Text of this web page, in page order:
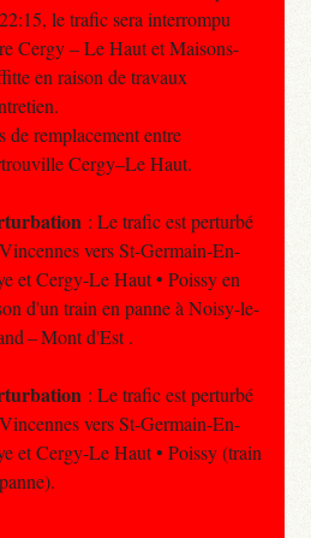
le trafic sera interrompu
Cergy – Le Haut et Maisons-
en raison de travaux
de remplacement entre
Cergy–Le Haut.
: Le trafic est perturbé
vers St-Germain-En-
et Cergy-Le Haut • Poissy en
d'un train en panne à Noisy-le-
– Mont d'Est .
: Le trafic est perturbé
vers St-Germain-En-
et Cergy-Le Haut • Poissy (train